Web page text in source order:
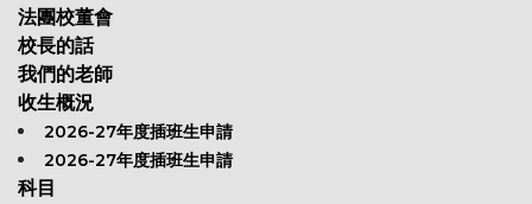
法團校董會
校長的話
我們的老師
收生概況
2026-27年度插班生申請
2026-27年度插班生申請
科目